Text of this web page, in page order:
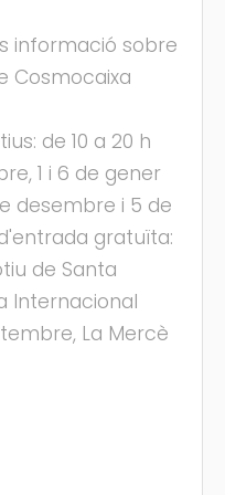
informació sobre
Cosmocaixa
de 10 a 20 h
1 i 6 de gener
desembre i 5 de
gratuïta:
de Santa
Internacional
La Mercè